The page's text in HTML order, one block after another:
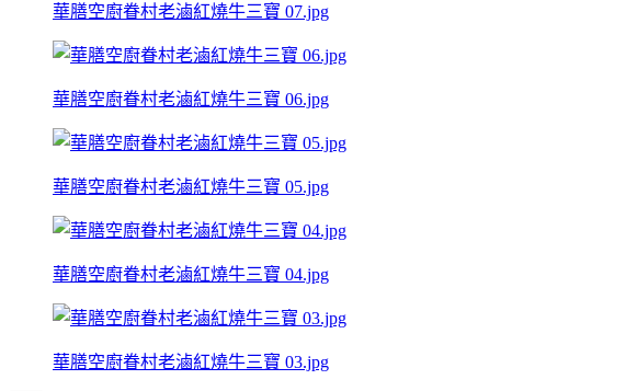
華膳空廚眷村老滷紅燒牛三寶 07.jpg
華膳空廚眷村老滷紅燒牛三寶 06.jpg
華膳空廚眷村老滷紅燒牛三寶 05.jpg
華膳空廚眷村老滷紅燒牛三寶 04.jpg
華膳空廚眷村老滷紅燒牛三寶 03.jpg